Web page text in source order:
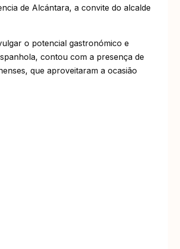
de Alcántara, a convite do alcalde
o potencial gastronómico e
contou com a presença de
que aproveitaram a ocasião